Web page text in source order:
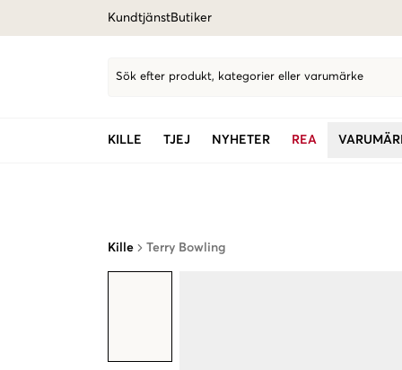
KundtjänstButiker
Sök efter produkt, kategorier eller varumärke
KILLE TJEJ NYHETER REA
Kille Terry Bowling